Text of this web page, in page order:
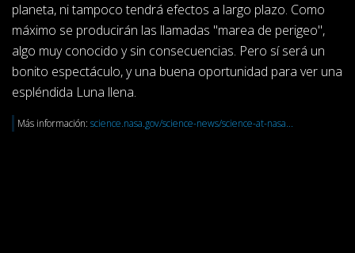
planeta, ni tampoco tendrá efectos a largo plazo. Como
máximo se producirán las llamadas "marea de perigeo",
algo muy conocido y sin consecuencias. Pero sí será un
bonito espectáculo, y una buena oportunidad para ver una
espléndida Luna llena.
Más información: science.nasa.gov/science-news/science-at-nasa...